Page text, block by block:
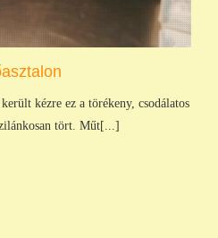
kézre ez a törékeny, csodálatos
tört. Műt[...]